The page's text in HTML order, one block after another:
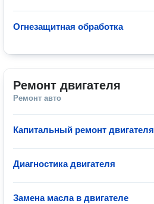
Огнезащитная обработка
Ремонт двигателя
Ремонт авто
Капитальный ремонт двигателя
Диагностика двигателя
Замена масла в двигателе